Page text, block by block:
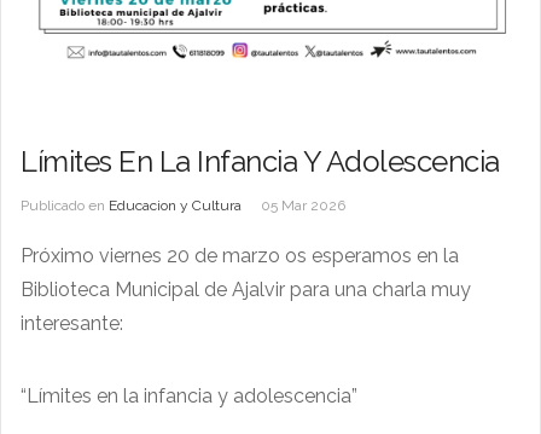
Límites En La Infancia Y Adolescencia
Publicado en Educacion y Cultura 05 Mar 2026
Próximo viernes 20 de marzo os esperamos en la
Biblioteca Municipal de Ajalvir para una charla muy
interesante:
“Límites en la infancia y adolescencia”